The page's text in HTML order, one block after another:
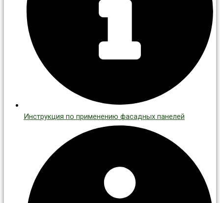
Инструкция по применению фасадных панелей